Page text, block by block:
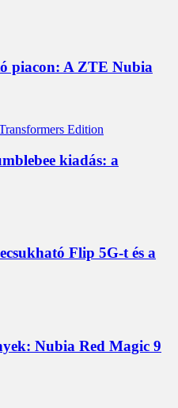
piacon: A ZTE Nubia
kiadás: a
Flip 5G-t és a
Nubia Red Magic 9